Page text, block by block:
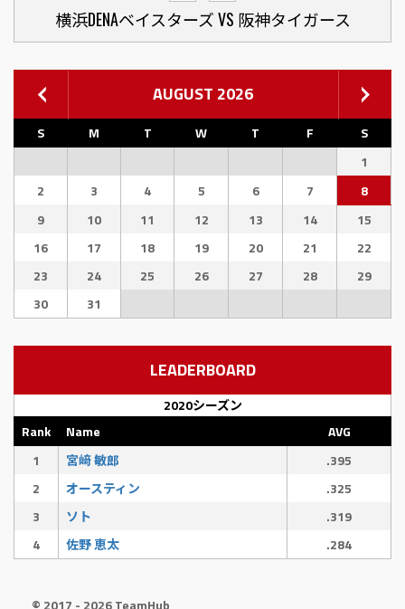
横浜DENAベイスターズ VS 阪神タイガース
AUGUST 2026
S M T W T F
S
1
2
3 4 5 6 7
8
9
10 11 12 13 14
15
16
17 18 19 20 21
22
23
24 25 26 27 28
29
30
31
LEADERBOARD
2020シーズン
Rank
Name
AVG
1
宮﨑 敏郎
.395
2
オースティン
.325
3
ソト
.319
4
佐野 恵太 .284
© 2017 - 2026 TeamHub